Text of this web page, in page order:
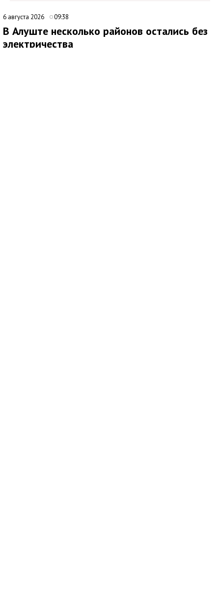
6 августа 2026 09:38
В Алуште несколько районов остались без
электричества